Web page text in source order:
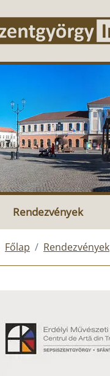
Rendezvények
Főlap Rendezvények